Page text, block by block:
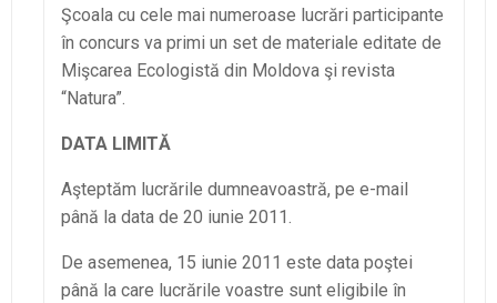
Şcoala cu cele mai numeroase lucrări participante
în concurs va primi un set de materiale editate de
Mişcarea Ecologistă din Moldova şi revista
“Natura”.
DATA LIMITĂ
Aşteptăm lucrările dumneavoastră, pe e-mail
până la data de 20 iunie 2011.
De asemenea, 15 iunie 2011 este data poştei
până la care lucrările voastre sunt eligibile în